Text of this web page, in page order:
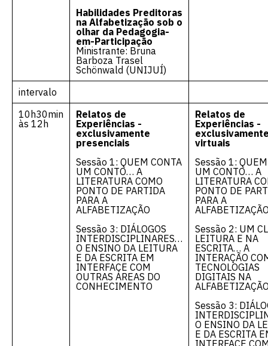
Habilidades Preditoras
na Alfabetização sob o
olhar da Pedagogia-
em-Participação
Ministrante: Bruna
Barboza Trasel
Schönwald (UNIJUÍ)
intervalo
10h30min
às 12h
Relatos de
Experiências -
exclusivamente
presenciais
Sessão 1: QUEM CONTA
UM CONTO… A
LITERATURA COMO
PONTO DE PARTIDA
PARA A
ALFABETIZAÇÃO
Sessão 3: DIÁLOGOS
INTERDISCIPLINARES…
O ENSINO DA LEITURA
E DA ESCRITA EM
INTERFACE COM
OUTRAS ÁREAS DO
CONHECIMENTO
Relatos de
Experiências -
virtuais
Sessão 1:
UM CONTO… A
LITERATURA
PONTO DE
PARA A
Sessão 2: UM
LEITURA E NA
ESCRITA… A
INTERAÇÃO
TECNOLOGIAS
DIGITAIS NA
Sessão 3:
O ENSINO DA
E DA ESCRITA
INTERFACE